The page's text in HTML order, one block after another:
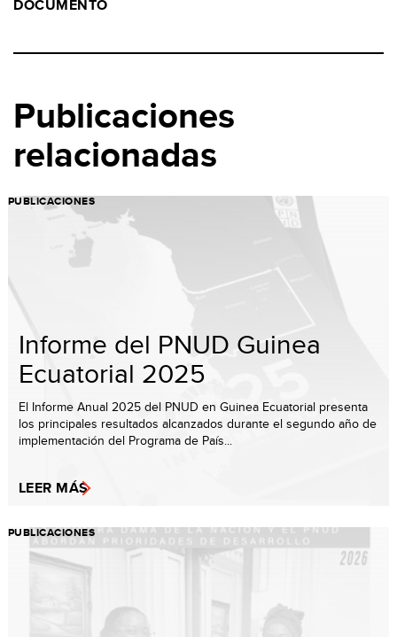
DOCUMENTO
Publicaciones
relacionadas
PUBLICACIONES
Informe del PNUD Guinea
Ecuatorial 2025
El Informe Anual 2025 del PNUD en Guinea Ecuatorial presenta
los principales resultados alcanzados durante el segundo año de
implementación del Programa de País...
LEER MÁS
PUBLICACIONES